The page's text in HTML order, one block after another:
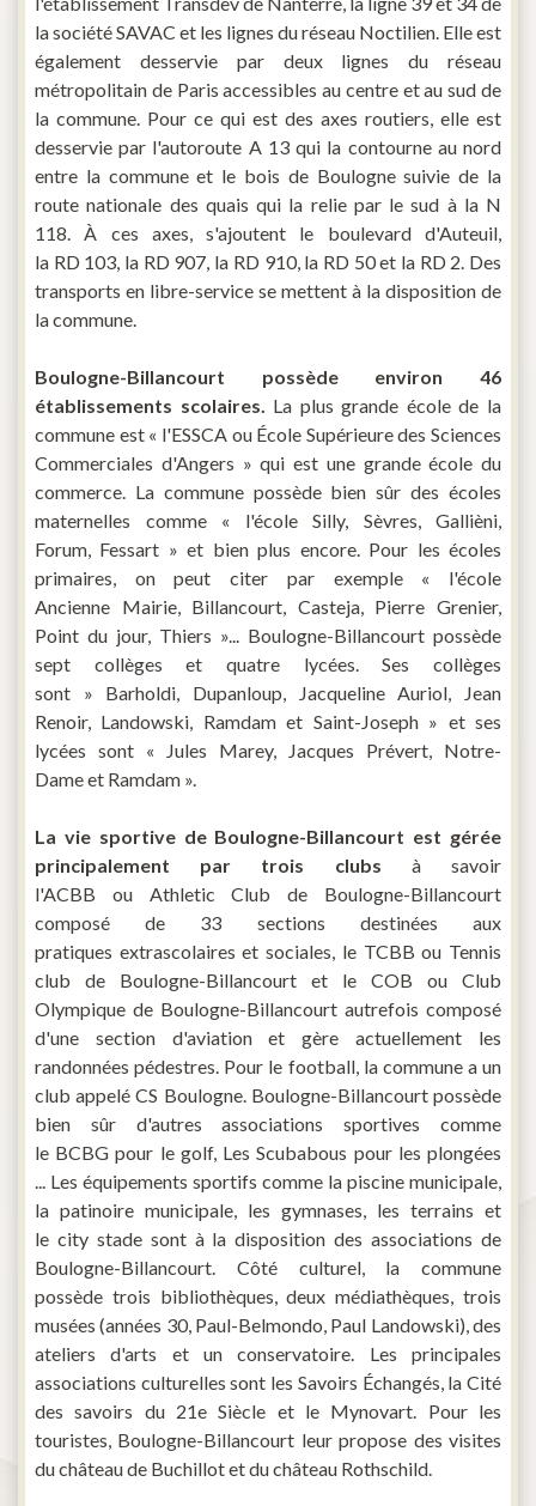
la société SAVAC et les lignes du réseau Noctilien. Elle est
également desservie par deux lignes du réseau
métropolitain de Paris accessibles au centre et au sud de
la commune. Pour ce qui est des axes routiers, elle est
desservie par l'autoroute A 13 qui la contourne au nord
entre la commune et le bois de Boulogne suivie de la
route nationale des quais qui la relie par le sud à la N
118. À ces axes, s'ajoutent le boulevard d'Auteuil,
la RD 103, la RD 907, la RD 910, la RD 50 et la RD 2. Des
transports en libre-service se mettent à la disposition de
la commune.
Boulogne-Billancourt possède environ 46
établissements scolaires. La plus grande école de la
commune est « l'ESSCA ou École Supérieure des Sciences
Commerciales d'Angers » qui est une grande école du
commerce. La commune possède bien sûr des écoles
maternelles comme « l'école Silly, Sèvres, Gallièni,
Forum, Fessart » et bien plus encore. Pour les écoles
primaires, on peut citer par exemple « l'école
Ancienne Mairie, Billancourt, Casteja, Pierre Grenier,
Point du jour, Thiers »... Boulogne-Billancourt possède
sept collèges et quatre lycées. Ses collèges
sont » Barholdi, Dupanloup, Jacqueline Auriol, Jean
Renoir, Landowski, Ramdam et Saint-Joseph » et ses
lycées sont « Jules Marey, Jacques Prévert, Notre-
Dame et Ramdam ».
La vie sportive de Boulogne-Billancourt est gérée
principalement par trois clubs à savoir
l'ACBB ou Athletic Club de Boulogne-Billancourt
composé de 33 sections destinées aux
pratiques extrascolaires et sociales, le TCBB ou Tennis
club de Boulogne-Billancourt et le COB ou Club
Olympique de Boulogne-Billancourt autrefois composé
d'une section d'aviation et gère actuellement les
randonnées pédestres. Pour le football, la commune a un
club appelé CS Boulogne. Boulogne-Billancourt possède
bien sûr d'autres associations sportives comme
le BCBG pour le golf, Les Scubabous pour les plongées
... Les équipements sportifs comme la piscine municipale,
la patinoire municipale, les gymnases, les terrains et
le city stade sont à la disposition des associations de
Boulogne-Billancourt. Côté culturel, la commune
possède trois bibliothèques, deux médiathèques, trois
musées (années 30, Paul-Belmondo, Paul Landowski), des
ateliers d'arts et un conservatoire. Les principales
associations culturelles sont les Savoirs Échangés, la Cité
des savoirs du 21e Siècle et le Mynovart. Pour les
touristes, Boulogne-Billancourt leur propose des visites
du château de Buchillot et du château Rothschild.